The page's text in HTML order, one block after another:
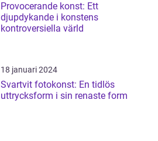
Provocerande konst: Ett
djupdykande i konstens
kontroversiella värld
18 januari 2024
Svartvit fotokonst: En tidlös
uttrycksform i sin renaste form